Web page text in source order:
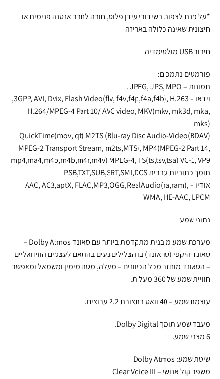
*על מנת לצפות בשידורי עידן פלוס, חובה לחבר אנטנה פנימית או
חיצונית שאינה כלולה באריזה
חיבור USB מולטימדיה
פורמטים נתמכים:
תמונות – JPEG, JPS, MPO .
וידאו – 3GPP, AVI, Dvix, Flash Video(flv, f4v,f4p,f4a,f4b), H.263,
H.264/MPEG-4 Part 10/ AVC video, MKV(mkv, mk3d, mka,
mks),
QuickTime(mov, qt) M2TS (Blu-ray Disc Audio-Video(BDAV)
MPEG-2 Transport Stream, m2ts,MTS), MP4(MPEG-2 Part 14,
mp4,ma4,m4p,m4b,m4r,m4v) MPEG-4, TS(ts,tsv,tsa) VC-1, VP9
תומך כתוביות עברית PSB,TXT,SUB,SRT,SMI,DCS
אודיו – AAC, AC3,aptX, FLAC,MP3,OGG,RealAudio(ra,ram),
WMA, HE-AAC, LPCM
נתוני שמע
מערכת שמע מובנית מתקדמת ביותר עם סאונד Dolby Atmos –
סאונד היקפי (סראונד) בו הצלילים נעים בהתאם לעצמים הוויזואליים
– הסאונד מוחזר מכל הכיוונים – מעלה, מטה מימין ומשמאל ומאפשר
חוויית שמע של 360 מעלות.
עוצמת שמע – 40 וואט בתצורת 2.2 ערוצים.
מעבד שמע תומך Dolby Digital.
6 מצבי שמע.
שיטת שמע: Dolby Atmos
משפר קול אנושי – Clear Voice III .